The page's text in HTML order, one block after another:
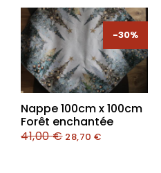
-30%
-30%
Nappe 100cm x 100cm
Forêt enchantée
41,00€ 28,70 €